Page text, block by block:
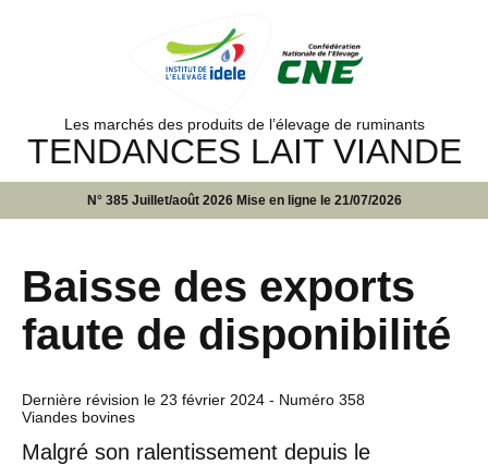
Les marchés des produits de l’élevage de ruminants
TENDANCES LAIT VIANDE
N° 385 Juillet/août 2026 Mise en ligne le 21/07/2026
Baisse des exports
faute de disponibilité
Dernière révision le 23 février 2024 - Numéro 358
Viandes bovines
Malgré son ralentissement depuis le